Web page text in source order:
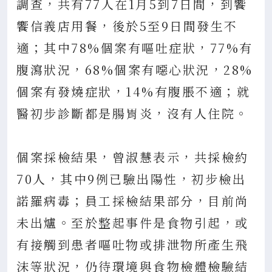
調查，共有77人在1月5到7日間，到饗
饗信義店用餐，後於5至9日間發生不
適；其中78%個案有嘔吐症狀，77%有
腹瀉狀況，68%個案有噁心狀況，28%
個案有發燒症狀，14%有腹脹不適；就
醫初步診斷都是腸胃炎，沒有人住院。
個案採檢結果，曾淑慧表示，共採檢約
70人，其中9例已驗出陽性，初步檢出
諾羅病毒；員工採檢結果部分，目前尚
未出爐。至於整起事件是食物引起，或
有接觸到患者嘔吐物或排泄物所產生飛
沫等狀況，仍待環境與食物檢體檢驗結